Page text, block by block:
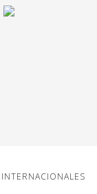
INTERNACIONALES